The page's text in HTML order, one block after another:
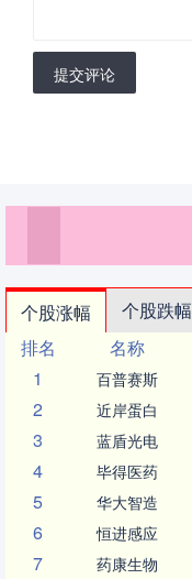
提交评论
个股涨幅 个股跌幅
排名
名称
1
百普赛斯
2 近岸蛋白
3 蓝盾光电
4 毕得医药
5 华大智造
6 恒进感应
7 药康生物